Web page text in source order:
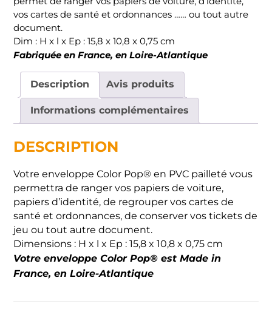
vos cartes de santé et ordonnances …… ou tout autre
document.
Dim : H x l x Ep : 15,8 x 10,8 x 0,75 cm
Fabriquée en France, en Loire-Atlantique
Disco
Description
Avis produits
Informations complémentaires
DESCRIPTION
Votre enveloppe Color Pop® en PVC pailleté vous
permettra de ranger vos papiers de voiture,
papiers d’identité, de regrouper vos cartes de
santé et ordonnances, de conserver vos tickets de
jeu ou tout autre document.
Dimensions : H x l x Ep : 15,8 x 10,8 x 0,75 cm
Votre enveloppe Color Pop® est Made in
France, en Loire-Atlantique